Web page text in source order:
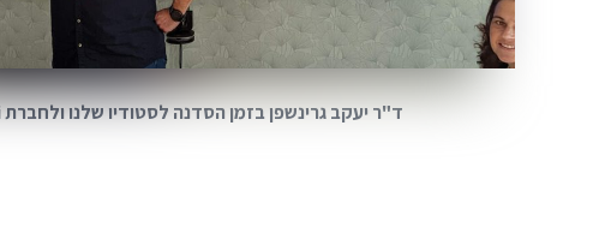
ד"ר יעקב גרינשפן בזמן הסדנה לסטודיו שלנו ולחברת Tipalti